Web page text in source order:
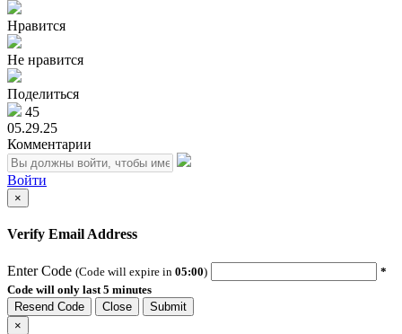
Нравится
Не нравится
Поделиться
45
05.29.25
Комментарии
Войти
×
Verify Email Address
Enter Code (Code will expire in 05:00)
*
Code will only last 5 minutes
Resend Code
Close
Submit
×